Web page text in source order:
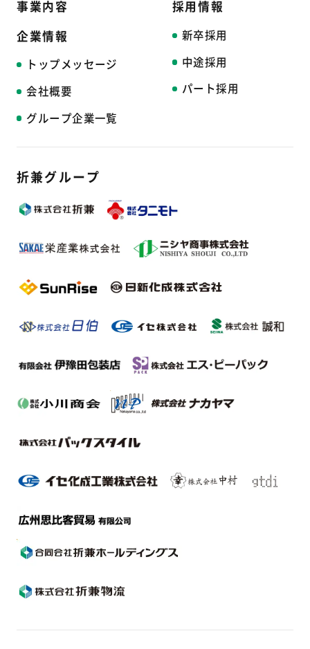
事業内容
企業情報
トップメッセージ
会社概要
グループ企業一覧
採用情報
新卒採用
中途採用
パート採用
折兼グループ